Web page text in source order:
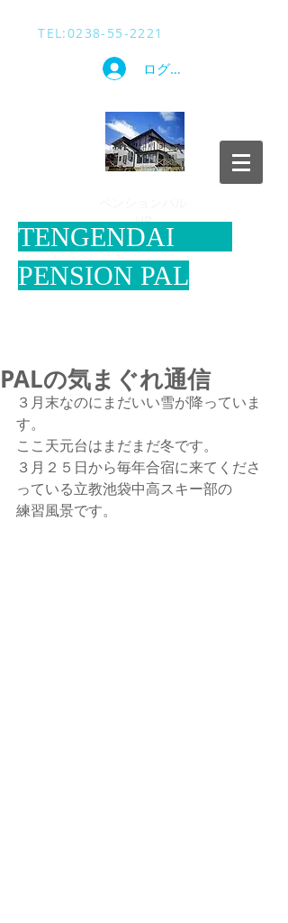
TEL​:0238-55-2221
ログイン
HP
​TENGENDAI
PENSION PAL
PALの気まぐれ通信
３月末なのにまだいい雪が降っていま
す。
ここ天元台はまだまだ冬です。
３月２５日から毎年合宿に来てくださ
っている立教池袋中高スキー部の
練習風景です。